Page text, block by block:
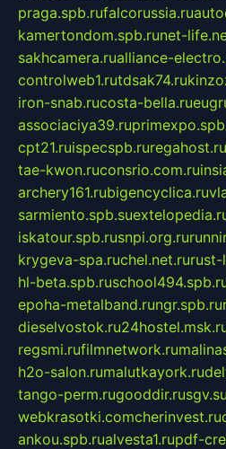
praga.spb.rufalcorussia.ru
kamertondom.spb.runet-
sakhcamera.rualliance-
controlweb1.rutdsak74.ru
iron-snab.rucosta-bella.ru
associaciya39.ru
cpt21.ruispecspb.ruregahost.ru
tae-kwon.ruconsrio.com.ru
archery161.rubigencyclica.ru
sarmiento.spb.su
iskatour.spb.rusnpi.org.ru
krygeva-spa.ruchel.net.rurust-
hl-beta.spb.ru
epoha-metalband.rungr.spb.ru
dieselvostok.ru
regsmi.rufilmnetwork.ru
h2o-salon.rumalutkayork.ru
tango-perm.rugooddir.rusgv.su
webkrasotki.comcherinvest.ru
ankou.spb.rualvesta1.rupdf-